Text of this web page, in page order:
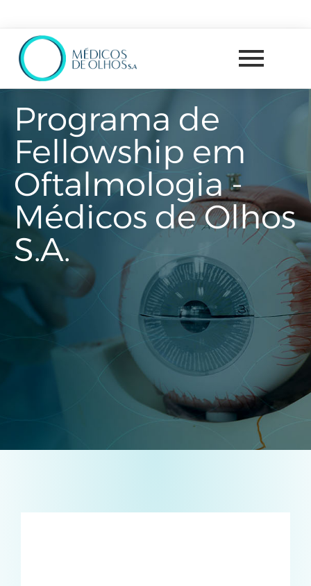
Programa de
Fellowship em
Oftalmologia -
Médicos de Olhos
S.A.